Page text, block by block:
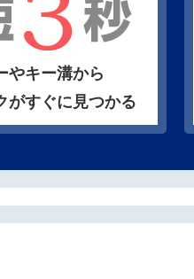
やキー溝から
がすぐに見つかる